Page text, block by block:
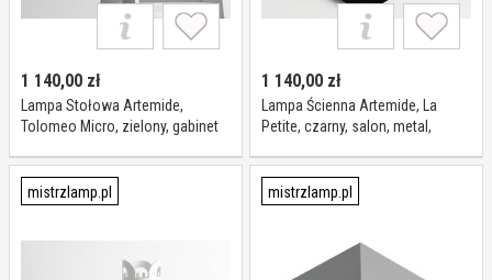
1 140,00 zł
Lampa Stołowa Artemide,
Tolomeo Micro, zielony, gabinet
1 140,00 zł
Lampa Ścienna Artemide, La
Petite, czarny, salon, metal,
mistrzlamp.pl mistrzlamp.pl